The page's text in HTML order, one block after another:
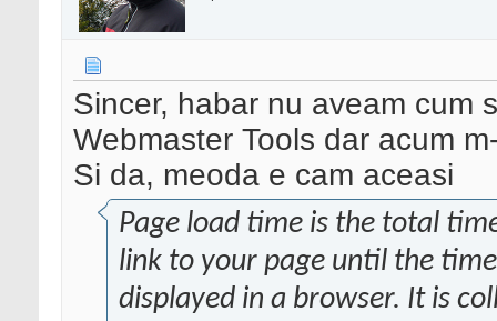
Sincer, habar nu aveam cum
Webmaster Tools dar acum
Si da, meoda e cam aceasi
Page load time is the total
link to your page until the
displayed in a browser. It is